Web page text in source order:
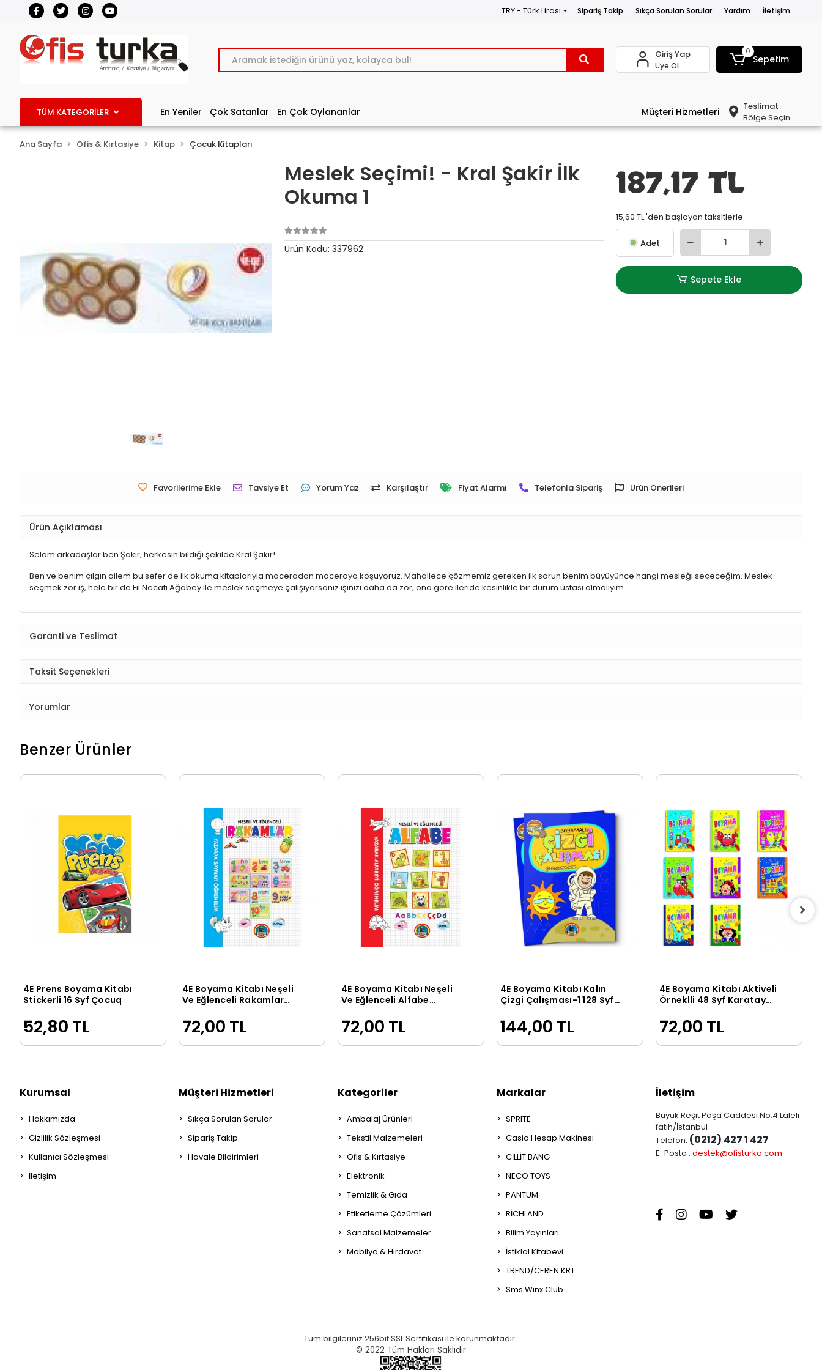
TRY - Türk Lirası Sipariş Takip Sıkça Sorulan Sorular Yardım İletişim
Giriş Yap
Üye Ol
0
Sepetim
TÜM KATEGORİLER En Yeniler Çok Satanlar En Çok Oylananlar Müşteri Hizmetleri
Teslimat
Bölge Seçin
Ana Sayfa Ofis & Kırtasiye Kitap Çocuk Kitapları
Meslek Seçimi! - Kral Şakir İlk
Okuma 1
Ürün Kodu:337962
187,17 TL
15,60 TL 'den başlayan taksitlerle
Adet
Sepete Ekle
Favorilerime Ekle Tavsiye Et Yorum Yaz Karşılaştır Fiyat Alarmı Telefonla Sipariş Ürün Önerileri
Ürün Açıklaması
Selam arkadaşlar ben Şakir, herkesin bildiği şekilde Kral Şakir!
Ben ve benim çılgın ailem bu sefer de ilk okuma kitaplarıyla maceradan maceraya koşuyoruz. Mahallece çözmemiz gereken ilk sorun benim büyüyünce hangi mesleği seçeceğim. Meslek
seçmek zor iş, hele bir de Fil Necati Ağabey ile meslek seçmeye çalışıyorsanız işinizi daha da zor, ona göre ileride kesinlikle bir dürüm ustası olmalıyım.
Garanti ve Teslimat
Taksit Seçenekleri
Yorumlar
Benzer Ürünler
Sepete Ekle
4E Prens Boyama Kitabı
Stickerli 16 Syf Çocuq
52,80 TL
Sepete Ekle
4E Boyama Kitabı Neşeli
Ve Eğlenceli Rakamlar
72,00 TL
Sepete Ekle
4E Boyama Kitabı Neşeli
Ve Eğlenceli Alfabe
72,00 TL
Sepete Ekle
4E Boyama Kitabı Kalın
Çizgi Çalışması-1 128 Syf
144,00 TL
Sepete Ekle
4E Boyama Kitabı Aktiveli
Örneklli 48 Syf Karatay
72,00 TL
Kurumsal
Hakkımızda
Gizlilik Sözleşmesi
Kullanıcı Sözleşmesi
İletişim
Müşteri Hizmetleri
Sıkça Sorulan Sorular
Sipariş Takip
Havale Bildirimleri
Kategoriler
Ambalaj Ürünleri
Tekstil Malzemeleri
Ofis & Kırtasiye
Elektronik
Temizlik & Gıda
Etiketleme Çözümleri
Sanatsal Malzemeler
Mobilya & Hırdavat
Markalar
SPRITE
Casio Hesap Makinesi
CİLLİT BANG
NECO TOYS
PANTUM
RİCHLAND
Bilim Yayınları
İstiklal Kitabevi
TREND/CEREN KRT.
Sms Winx Club
İletişim
Büyük Reşit Paşa Caddesi No:4 Laleli
fatih/İstanbul
Telefon: (0212) 427 1 427
E-Posta : destek@ofisturka.com
Tüm bilgileriniz 256bit SSL Sertifikası ile korunmaktadır.
© 2022 Tüm Hakları Saklıdır